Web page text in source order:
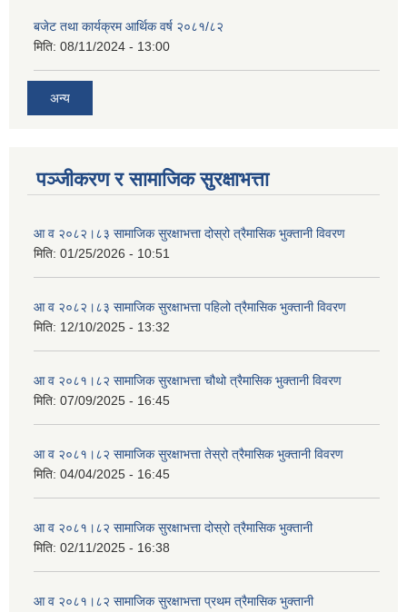
बजेट तथा कार्यक्रम आर्थिक वर्ष २०८१/८२
मिति: 08/11/2024 - 13:00
अन्य
पञ्जीकरण र सामाजिक सुरक्षाभत्ता
आ व २०८२।८३ सामाजिक सुरक्षाभत्ता दोस्रो त्रैमासिक भुक्तानी विवरण
मिति: 01/25/2026 - 10:51
आ व २०८२।८३ सामाजिक सुरक्षाभत्ता पहिलो त्रैमासिक भुक्तानी विवरण
मिति: 12/10/2025 - 13:32
आ व २०८१।८२ सामाजिक सुरक्षाभत्ता चौथो त्रैमासिक भुक्तानी विवरण
मिति: 07/09/2025 - 16:45
आ व २०८१।८२ सामाजिक सुरक्षाभत्ता तेस्रो त्रैमासिक भुक्तानी विवरण
मिति: 04/04/2025 - 16:45
आ व २०८१।८२ सामाजिक सुरक्षाभत्ता दोस्रो त्रैमासिक भुक्तानी
मिति: 02/11/2025 - 16:38
आ व २०८१।८२ सामाजिक सुरक्षाभत्ता प्रथम त्रैमासिक भुक्तानी